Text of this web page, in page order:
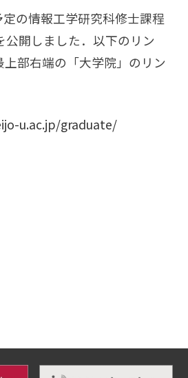
の情報工学研究科修士課程
公開しました．以下のリン
上部右端の「大学院」のリン
u.ac.jp/graduate/